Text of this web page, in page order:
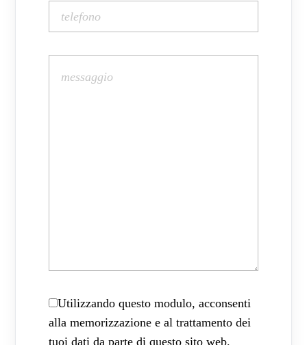
Utilizzando questo modulo, acconsenti
alla memorizzazione e al trattamento dei
tuoi dati da parte di questo sito web.